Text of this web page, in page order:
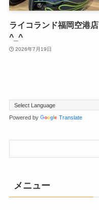
ライコランド福岡空港店
^_^
2026年7月19日
Powered by Translate
メニュー